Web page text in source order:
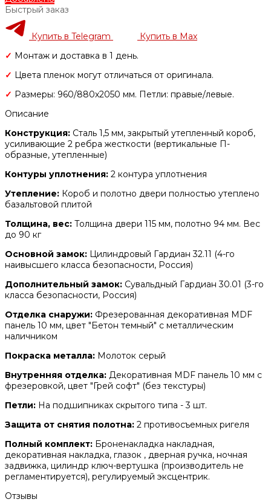
Быстрый заказ
Купить в Telegram
Купить в Max
✓ Монтаж и доставка в 1 день.
✓ Цвета пленок могут отличаться от оригинала.
✓ Размеры: 960/880х2050 мм. Петли: правые/левые.
Описание
Конструкция: Сталь 1,5 мм, закрытый утепленный короб,
усиливающие 2 ребра жесткости (вертикальные П-
образные, утепленные)
Контуры уплотнения: 2 контура уплотнения
Утепление: Короб и полотно двери полностью утеплено
базальтовой плитой
Толщина, вес: Толщина двери 115 мм, полотно 94 мм. Вес
до 90 кг
Основной замок: Цилиндровый Гардиан 32.11 (4-го
наивысшего класса безопасности, Россия)
Дополнительный замок: Сувальдный Гардиан 30.01 (3-го
класса безопасности, Россия)
Отделка снаружи: Фрезерованная декоративная MDF
панель 10 мм, цвет "Бетон темный" с металлическим
наличником
Покраска металла: Молоток серый
Внутренняя отделка: Декоративная MDF панель 10 мм с
фрезеровкой, цвет "Грей софт" (без текстуры)
Петли: На подшипниках скрытого типа - 3 шт.
Защита от снятия полотна: 2 противосъемных ригеля
Полный комплект: Броненакладка накладная,
декоративная накладка, глазок , дверная ручка, ночная
задвижка, цилиндр ключ-вертушка (производитель не
регламентируется), регулируемый эксцентрик.
Отзывы